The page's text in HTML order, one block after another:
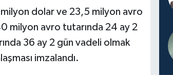
dolar ve 23,5 milyon avro
milyon avro tutarında 24 ay 2
36 ay 2 gün vadeli olmak
imzalandı.